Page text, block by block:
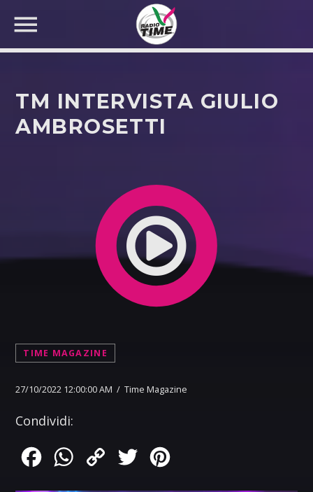
TM INTERVISTA GIULIO
AMBROSETTI
TIME MAGAZINE
27/10/2022 12:00:00 AM / Time Magazine
Condividi:
FacebookWhatsApp
Copy
Twitter